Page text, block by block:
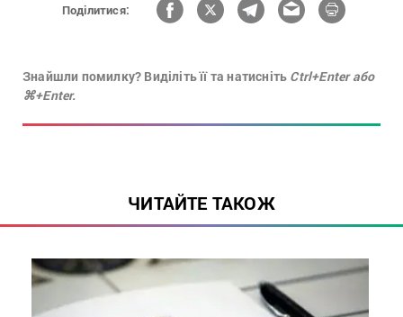
Поділитися:
Знайшли помилку? Виділіть її та натисніть Ctrl+Enter або
⌘+Enter.
ЧИТАЙТЕ ТАКОЖ